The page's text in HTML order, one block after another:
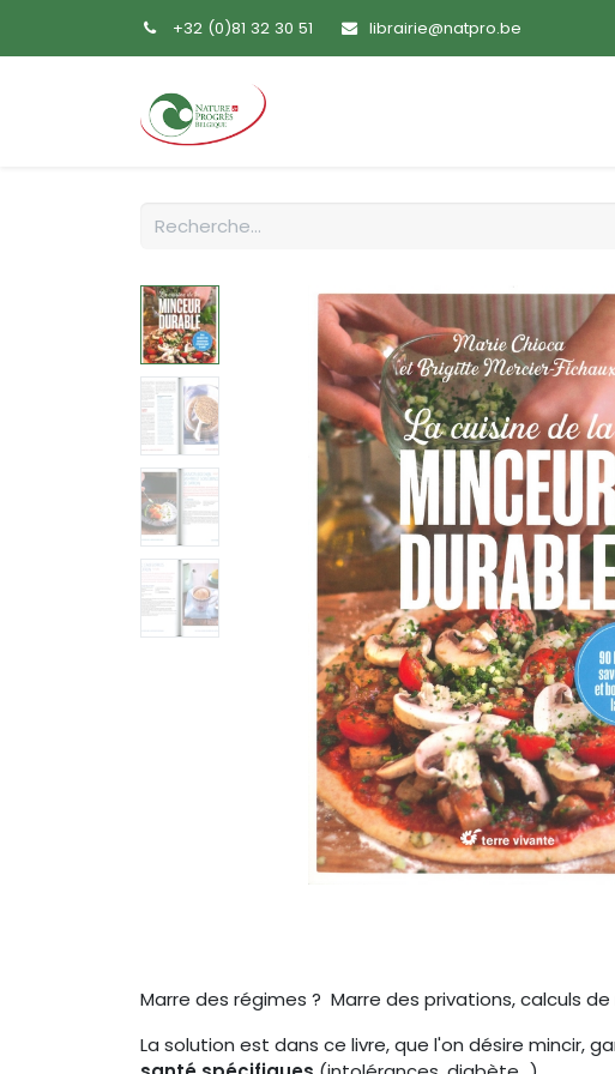
+32 (0)81 32 30 51 librairie@natpro.be
Marre des régimes ? Marre des privations, calculs
La solution est dans ce livre, que l'on désire mincir,